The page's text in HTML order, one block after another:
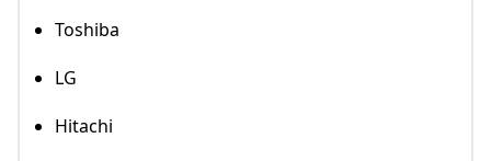
Toshiba
LG
Hitachi